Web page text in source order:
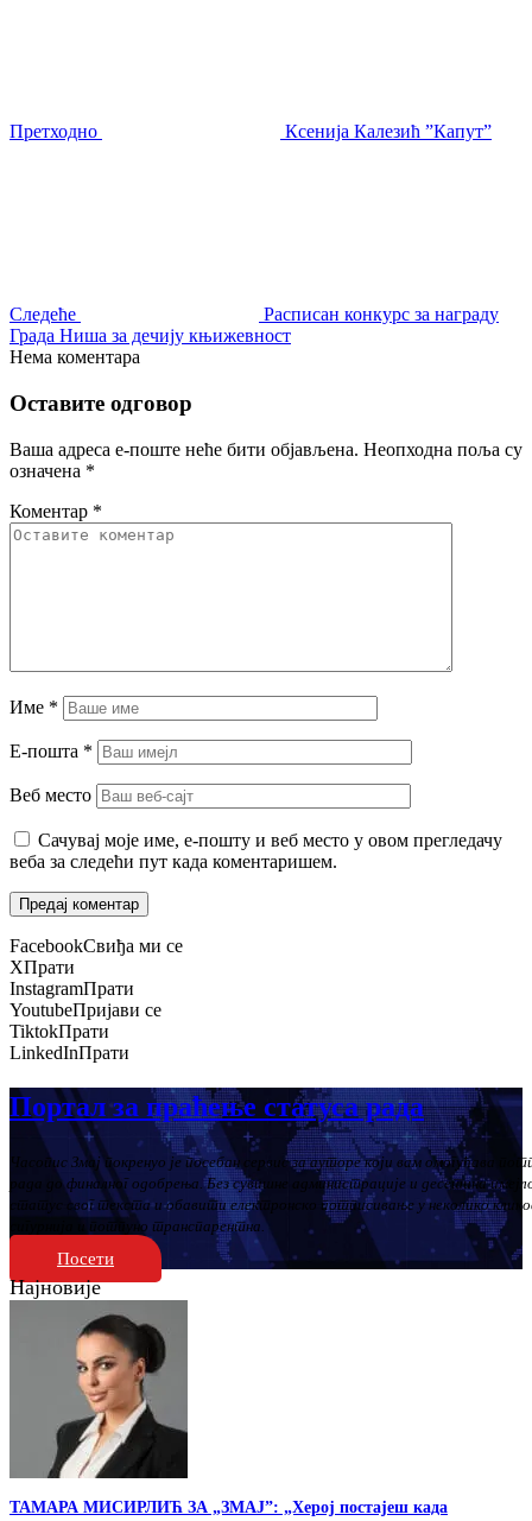
Претходно Ксенија Калезић ”Капут”
Следеће
Расписан конкурс за награду
Града Ниша за дечију књижевност
Нема коментара
Оставите одговор
Ваша адреса е-поште неће бити објављена. Неопходна поља су
означена *
Коментар *
Име *
Е-пошта *
Веб место
Сачувај моје име, е-пошту и веб место у овом прегледачу
веба за следећи пут када коментаришем.
FacebookСвиђа ми се
XПрати
InstagramПрати
YoutubeПријави се
TiktokПрати
LinkedInПрати
Портал за праћење статуса рада
Часопис Змај покренуо је посебан сервис за ауторе који вам омогућава
рада до финалног одобрења. Без сувишне администрације и десетина
статус свог текста и обавити електронско потписивање у неколико
сигурнија и потпуно транспарентна.
Посети
Најновије
ТАМАРА МИСИРЛИЋ ЗА „ЗМАЈ”: „Херој постајеш када